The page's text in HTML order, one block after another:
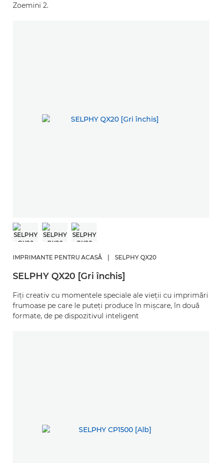
Zoemini 2.
IMPRIMANTE PENTRU ACASĂ | SELPHY QX20
SELPHY QX20 [Gri închis]
Fiţi creativ cu momentele speciale ale vieţii cu imprimări
frumoase pe care le puteţi produce în mişcare, în două
formate, de pe dispozitivul inteligent